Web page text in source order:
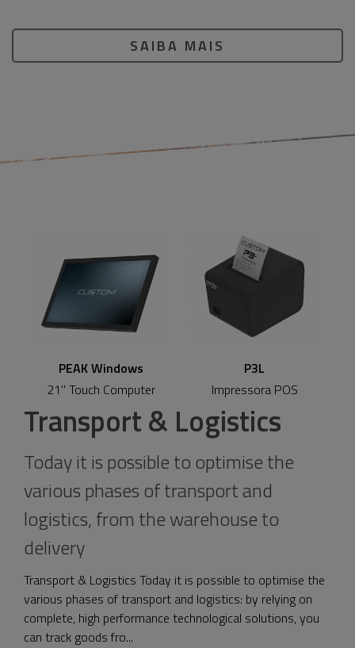
SAIBA MAIS
PEAK Windows
21" Touch Computer
P3L
Impressora POS
Transport & Logistics
Today it is possible to optimise the
various phases of transport and
logistics, from the warehouse to
delivery
Transport & Logistics Today it is possible to optimise the
various phases of transport and logistics: by relying on
complete, high performance technological solutions, you
can track goods fro...